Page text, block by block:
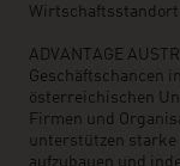
ADVANTAGE
Geschäftschancen
österreichischen
Firmen und
unterstützen starke
aufzubauen und